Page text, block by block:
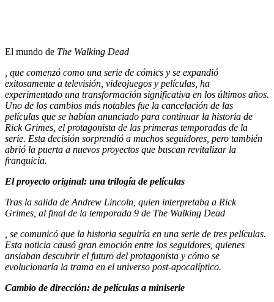
El mundo de The Walking Dead
, que comenzó como una serie de cómics y se expandió
exitosamente a televisión, videojuegos y películas, ha
experimentado una transformación significativa en los últimos años.
Uno de los cambios más notables fue la cancelación de las
películas que se habían anunciado para continuar la historia de
Rick Grimes, el protagonista de las primeras temporadas de la
serie. Esta decisión sorprendió a muchos seguidores, pero también
abrió la puerta a nuevos proyectos que buscan revitalizar la
franquicia.​
El proyecto original: una trilogía de películas
Tras la salida de Andrew Lincoln, quien interpretaba a Rick
Grimes, al final de la temporada 9 de The Walking Dead
, se comunicó que la historia seguiría en una serie de tres películas.
Esta noticia causó gran emoción entre los seguidores, quienes
ansiaban descubrir el futuro del protagonista y cómo se
evolucionaría la trama en el universo post-apocalíptico.
Cambio de dirección: de películas a miniserie